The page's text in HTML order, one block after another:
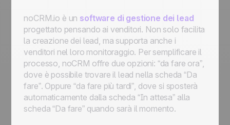
noCRM.io è un software di gestione dei lead
progettato pensando ai venditori. Non solo facilita
la creazione dei lead, ma supporta anche i
venditori nel loro monitoraggio. Per semplificare il
processo, noCRM offre due opzioni: “da fare ora”,
dove è possibile trovare il lead nella scheda “Da
fare”. Oppure “da fare più tardi”, dove si sposterà
automaticamente dalla scheda “In attesa” alla
scheda “Da fare” quando sarà il momento.